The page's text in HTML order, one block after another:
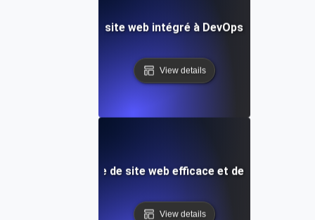
test de vitesse de site web intégré à DevOps et de
View details
de test de vitesse de site web efficace et de
View details